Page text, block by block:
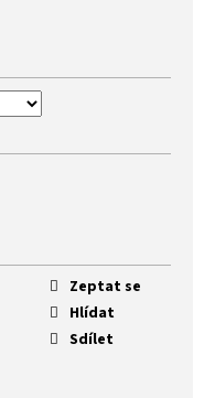
Zeptat se
Hlídat
Sdílet